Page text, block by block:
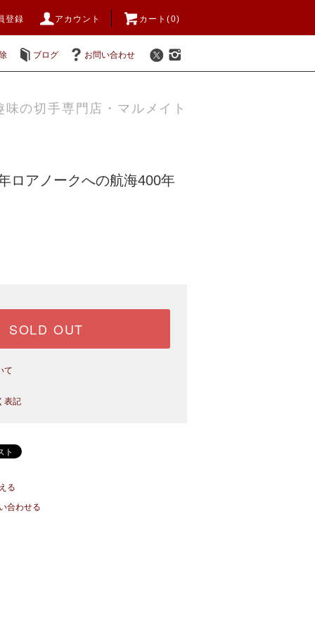
登録 アカウント カート(0)
ブログ お問い合わせ
味の切手専門店・マルメイト
ロアノークへの航海400年
SOLD OUT
て
表記
る
合わせる